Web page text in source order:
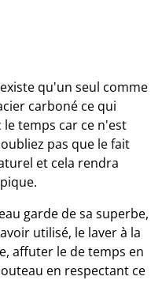
qu'un seul comme
carboné ce qui
temps car ce n'est
pas que le fait
et cela rendra
garde de sa superbe,
utilisé, le laver à la
affuter le de temps en
en respectant ce